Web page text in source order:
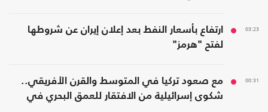
03:23
ارتفاع بأسعار النفط بعد إعلان إيران عن شروطها
لفتح "هرمز"
00:31
مع صعود تركيا في المتوسط والقرن الأفريقي..
شكوى إسرائيلية من الافتقار للعمق البحري في